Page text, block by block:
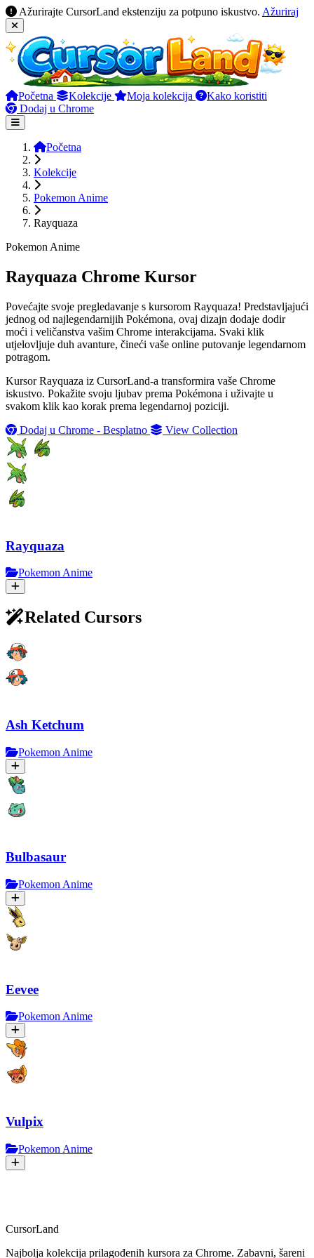
Ažurirajte CursorLand ekstenziju za potpuno iskustvo. Ažuriraj
Početna Kolekcije Moja kolekcija
Kako koristiti
Dodaj u Chrome
Početna
Kolekcije
Pokemon Anime
Rayquaza
Pokemon Anime
Rayquaza Chrome Kursor
Povećajte svoje pregledavanje s kursorom Rayquaza! Predstavljajući
jednog od najlegendarnijih Pokémona, ovaj dizajn dodaje dodir
moći i veličanstva vašim Chrome interakcijama. Svaki klik
utjelovljuje duh avanture, čineći vaše online putovanje legendarnom
potragom.
Kursor Rayquaza iz CursorLand-a transformira vaše Chrome
iskustvo. Pokažite svoju ljubav prema Pokémona i uživajte u
svakom klik kao korak prema legendarnoj poziciji.
Dodaj u Chrome - Besplatno
View Collection
Rayquaza
Pokemon Anime
Related Cursors
Ash Ketchum
Pokemon Anime
Bulbasaur
Pokemon Anime
Eevee
Pokemon Anime
Vulpix
Pokemon Anime
CursorLand
Najbolja kolekcija prilagođenih kursora za Chrome. Zabavni, šareni